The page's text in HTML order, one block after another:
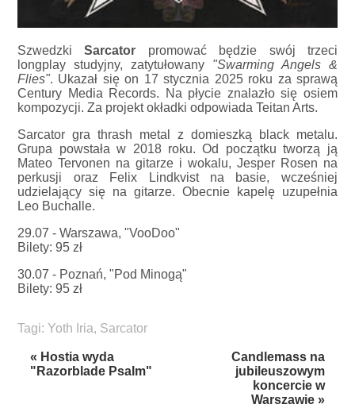
SzwedzkiSarcator promować będzie swój trzeci
longplay studyjny, zatytułowany "Swarming Angels &
Flies". Ukazał się on 17 stycznia 2025 roku za sprawą
Century Media Records. Na płycie znalazło się osiem
kompozycji. Za projekt okładki odpowiada Teitan Arts.
Sarcator gra thrash metal z domieszką black metalu.
Grupa powstała w 2018 roku. Od początku tworzą ją
Mateo Tervonen na gitarze i wokalu, Jesper Rosen na
perkusji oraz Felix Lindkvist na basie, wcześniej
udzielający się na gitarze. Obecnie kapelę uzupełnia
Leo Buchalle.
29.07 - Warszawa, "VooDoo"
Bilety: 95 zł
30.07 - Poznań, "Pod Minogą"
Bilety: 95 zł
Tagi:Yoth Iria, Sarcator
« Hostia wyda
"Razorblade Psalm"
Candlemass na
jubileuszowym
koncercie w
Warszawie »